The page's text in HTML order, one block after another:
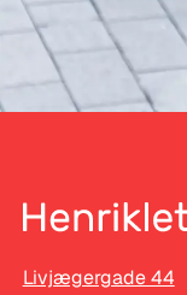
Livjægergade 44